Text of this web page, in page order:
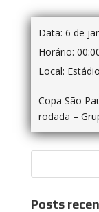
Data: 6 de
Horário:
Local:
Copa São
rodada –
Posts